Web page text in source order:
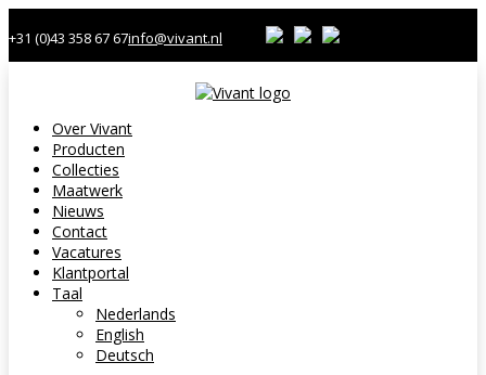
+31 (0)43 358 67 67info@vivant.nl
Over Vivant
Producten
Collecties
Maatwerk
Nieuws
Contact
Vacatures
Klantportal
Taal
Nederlands
English
Deutsch